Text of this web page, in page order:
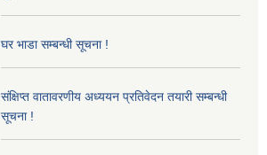
घर भाडा सम्बन्धी सूचना !
संक्षिप्त वातावरणीय अध्ययन प्रतिवेदन तयारी सम्बन्धी
सूचना !